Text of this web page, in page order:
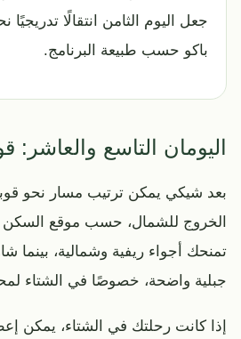
جعل اليوم الثامن انتقالًا تدريجيًا
باكو حسب طبيعة البرنامج.
اليومان التاسع والعاشر:
بعد شيكي يمكن ترتيب مسار نحو
الخروج للشمال، حسب موقع السكن
تمنحك أجواء ريفية وشمالية، بينما
جبلية واضحة، خصوصًا في الشتاء
إذا كانت رحلتك في الشتاء، يمكن